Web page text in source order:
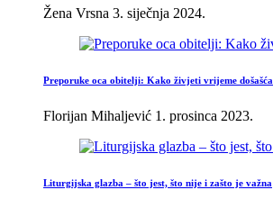
Žena Vrsna 3. siječnja 2024.
Preporuke oca obitelji: Kako živjeti vrijeme došašća
Florijan Mihaljević 1. prosinca 2023.
Liturgijska glazba – što jest, što nije i zašto je važna